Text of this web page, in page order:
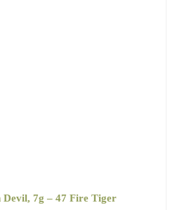
Devil, 7g – 47 Fire Tiger